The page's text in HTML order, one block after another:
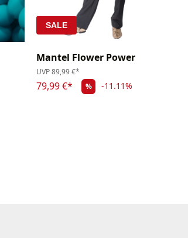
SALE
Mantel Flower Power
UVP89,99 €*
79,99 €* % -11.11%